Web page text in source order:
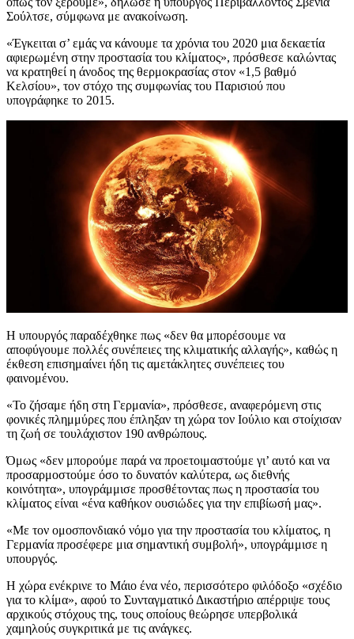
Σούλτσε, σύμφωνα με ανακοίνωση.
«Έγκειται σ’ εμάς να κάνουμε τα χρόνια του 2020 μια δεκαετία
αφιερωμένη στην προστασία του κλίματος», πρόσθεσε καλώντας
να κρατηθεί η άνοδος της θερμοκρασίας στον «1,5 βαθμό
Κελσίου», τον στόχο της συμφωνίας του Παρισιού που
υπογράφηκε το 2015.
Η υπουργός παραδέχθηκε πως «δεν θα μπορέσουμε να
αποφύγουμε πολλές συνέπειες της κλιματικής αλλαγής», καθώς η
έκθεση επισημαίνει ήδη τις αμετάκλητες συνέπειες του
φαινομένου.
«Το ζήσαμε ήδη στη Γερμανία», πρόσθεσε, αναφερόμενη στις
φονικές πλημμύρες που έπληξαν τη χώρα τον Ιούλιο και στοίχισαν
τη ζωή σε τουλάχιστον 190 ανθρώπους.
Όμως «δεν μπορούμε παρά να προετοιμαστούμε γι’ αυτό και να
προσαρμοστούμε όσο το δυνατόν καλύτερα, ως διεθνής
κοινότητα», υπογράμμισε προσθέτοντας πως η προστασία του
κλίματος είναι «ένα καθήκον ουσιώδες για την επιβίωσή μας».
«Με τον ομοσπονδιακό νόμο για την προστασία του κλίματος, η
Γερμανία προσέφερε μια σημαντική συμβολή», υπογράμμισε η
υπουργός.
Η χώρα ενέκρινε το Μάιο ένα νέο, περισσότερο φιλόδοξο «σχέδιο
για το κλίμα», αφού το Συνταγματικό Δικαστήριο απέρριψε τους
αρχικούς στόχους της, τους οποίους θεώρησε υπερβολικά
χαμηλούς συγκριτικά με τις ανάγκες.